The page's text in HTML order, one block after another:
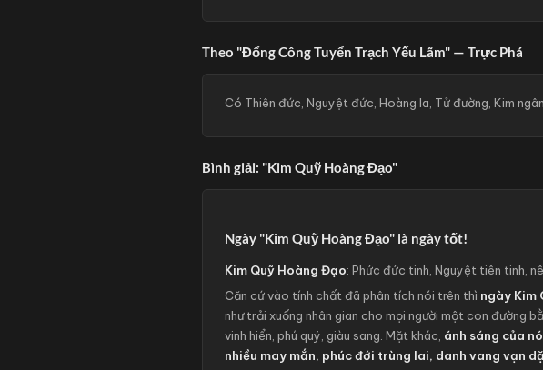
Theo "Đổng Công Tuyển Trạch Yếu Lãm" — Trực Phá
Có Thiên đức, Nguyệt đức, Hoàng la, Tử đường, Kim
Bình giải: "Kim Quỹ Hoàng Đạo"
Ngày "Kim Quỹ Hoàng Đạo" là ngày tốt!
Kim Quỹ Hoàng Đạo: Phức đức tinh, Nguyệt tiên tinh,
Căn cứ vào tính chất đã phân tích nói trên thì ngày Kim
như trải xuống nhân gian cho mọi người một con đường
vinh hiển, phú quý, giàu sang. Mặt khác, ánh sáng của
nhiều may mắn, phúc đới trùng lai, danh vang vạn